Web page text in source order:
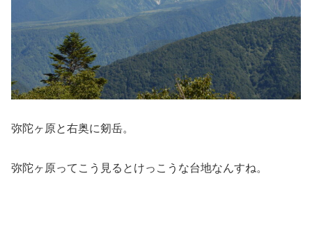
弥陀ヶ原と右奥に剱岳。
弥陀ヶ原ってこう見るとけっこうな台地なんすね。